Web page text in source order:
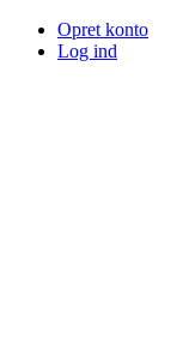
Opret konto
Log ind